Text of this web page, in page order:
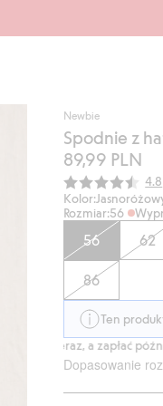
Newbie
Spodnie z
89,99 PLN
4.8
Kolor:
Rozmiar:56
56 62
86
Ten
Kup teraz, a zapłać później
Dopasowanie